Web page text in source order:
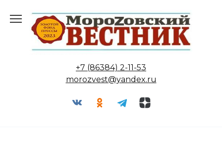
содержанию
+7 (86384) 2-11-53
morozvest@yandex.ru